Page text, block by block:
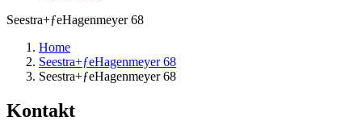
Seestra+ƒeHagenmeyer 68
Home
Seestra+ƒeHagenmeyer 68
Seestra+ƒeHagenmeyer 68
Kontakt